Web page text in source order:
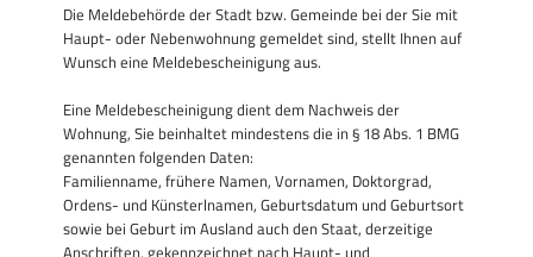
Die Meldebehörde der Stadt bzw. Gemeinde bei der Sie mit
Haupt- oder Nebenwohnung gemeldet sind, stellt Ihnen auf
Wunsch eine Meldebescheinigung aus.
Eine Meldebescheinigung dient dem Nachweis der
Wohnung, Sie beinhaltet mindestens die in § 18 Abs. 1 BMG
genannten folgenden Daten:
Familienname, frühere Namen, Vornamen, Doktorgrad,
Ordens- und Künsterlnamen, Geburtsdatum und Geburtsort
sowie bei Geburt im Ausland auch den Staat, derzeitige